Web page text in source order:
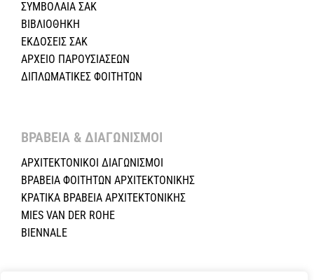
ΣΥΜΒΟΛΑΙΑ ΣΑΚ
ΒΙΒΛΙΟΘΗΚΗ
ΕΚΔΟΣΕΙΣ ΣΑΚ
ΑΡΧΕΙΟ ΠΑΡΟΥΣΙΑΣΕΩΝ
ΔΙΠΛΩΜΑΤΙΚΕΣ ΦΟΙΤΗΤΩΝ
ΒΡΑΒΕΙΑ & ΔΙΑΓΩΝΙΣΜΟΙ ​
ΑΡΧΙΤΕΚΤΟΝΙΚΟΙ ΔΙΑΓΩΝΙΣΜΟΙ
ΒΡΑΒΕΙΑ ΦΟΙΤΗΤΩΝ ΑΡΧΙΤΕΚΤΟΝΙΚΗΣ
ΚΡΑΤΙΚΑ ΒΡΑΒΕΙΑ ΑΡΧΙΤΕΚΤΟΝΙΚΗΣ
MIES VAN DER ROHE
BIENNALE